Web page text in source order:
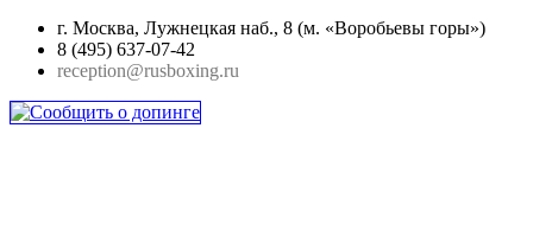
г. Москва, Лужнецкая наб., 8 (м. «Воробьевы горы»)
8 (495) 637-07-42
reception@rusboxing.ru